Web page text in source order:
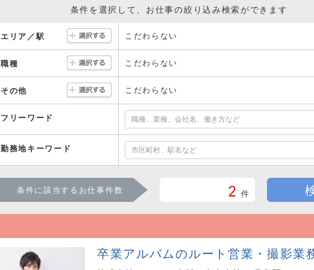
条件を選択して、お仕事の絞り込み検索ができます
エリア／駅 こだわらない
職種 こだわらない
その他 こだわらない
フリーワード
勤務地キーワード
条件に該当するお仕事件数 2 件
卒業アルバムのルート営業・撮影業